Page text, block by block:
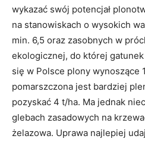
wykazać swój potencjał
na stanowiskach o wysokich
min. 6,5 oraz zasobnych w
ekologicznej, do której
się w Polsce plony wynoszące
pomarszczona jest bardziej
pozyskać 4 t/ha. Ma jednak
glebach zasadowych na
żelazowa. Uprawa najlepiej